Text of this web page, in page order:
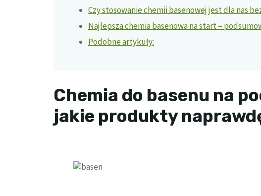
Czy stosowanie chemii basenowej jest dla nas
Najlepsza chemia basenowa na start –
Podobne artykuły:
Chemia do basenu na
jakie produkty